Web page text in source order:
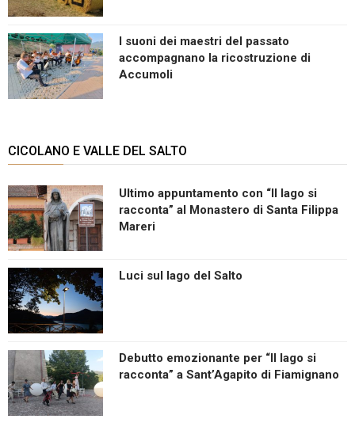
I suoni dei maestri del passato
accompagnano la ricostruzione di
Accumoli
CICOLANO E VALLE DEL SALTO
Ultimo appuntamento con “Il lago si
racconta” al Monastero di Santa Filippa
Mareri
Luci sul lago del Salto
Debutto emozionante per “Il lago si
racconta” a Sant’Agapito di Fiamignano